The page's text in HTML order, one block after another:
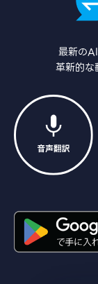
最新の
革新的な